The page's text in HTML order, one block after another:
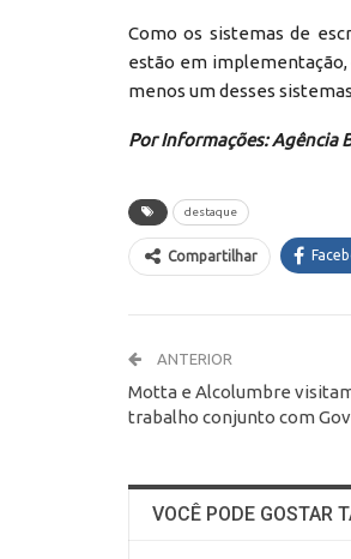
Como os sistemas de
estão em implementação,
menos um desses
Por Informações: Agência
destaque
Compartilhar
ANTERIOR
Motta e Alcolumbre
trabalho conjunto com
VOCÊ PODE GOSTAR